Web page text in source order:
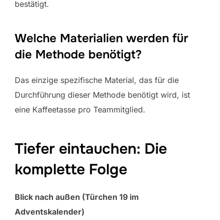
bestätigt.
Welche Materialien werden für
die Methode benötigt?
Das einzige spezifische Material, das für die
Durchführung dieser Methode benötigt wird, ist
eine Kaffeetasse pro Teammitglied.
Tiefer eintauchen: Die
komplette Folge
Blick nach außen (Türchen 19 im
Adventskalender)